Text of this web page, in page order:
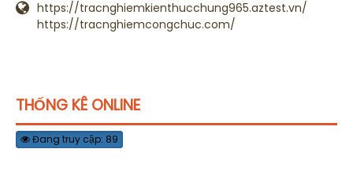
https://tracnghiemkienthucchung965.aztest.vn/
https://tracnghiemcongchuc.com/
THỐNG KÊ ONLINE
Đang truy cập: 89